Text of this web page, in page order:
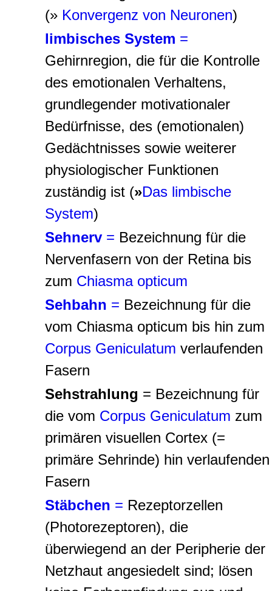
(» Konvergenz von Neuronen)
limbisches System =
Gehirnregion, die für die Kontrolle
des emotionalen Verhaltens,
grundlegender motivationaler
Bedürfnisse, des (emotionalen)
Gedächtnisses sowie weiterer
physiologischer Funktionen
zuständig ist (»Das limbische
System)
Sehnerv = Bezeichnung für die
Nervenfasern von der Retina bis
zum Chiasma opticum
Sehbahn = Bezeichnung für die
vom Chiasma opticum bis hin zum
Corpus Geniculatum verlaufenden
Fasern
Sehstrahlung = Bezeichnung für
die vom Corpus Geniculatum zum
primären visuellen Cortex (=
primäre Sehrinde) hin verlaufenden
Fasern
Stäbchen = Rezeptorzellen
(Photorezeptoren), die
überwiegend an der Peripherie der
Netzhaut angesiedelt sind; lösen